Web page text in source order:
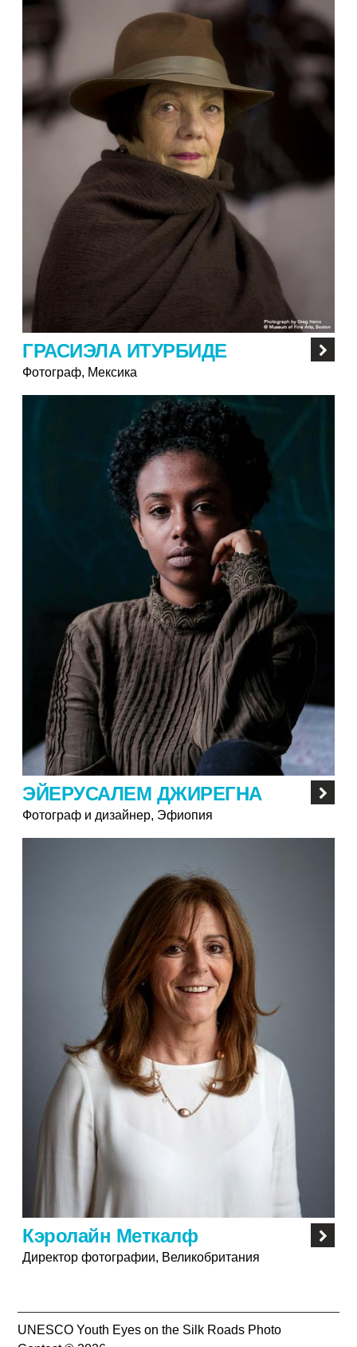
ГРАСИЭЛА ИТУРБИДЕ
Фотограф, Мексика
ЭЙЕРУСАЛЕМ ДЖИРЕГНА
Фотограф и дизайнер, Эфиопия
Кэролайн Меткалф
Директор фотографии, Великобритания
UNESCO Youth Eyes on the Silk Roads Photo